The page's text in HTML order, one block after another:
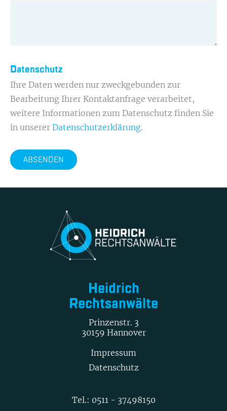
Datenschutz
Ihre Daten werden nur zweckgebunden zur
Bearbeitung Ihrer Kontaktanfrage verarbeitet,
weitere Informationen zum Datenschutz finden Sie
in unserer Datenschutzerklärung.
ABSENDEN
Heidrich
Rechtsanwälte
Prinzenstr. 3
30159 Hannover
Impressum
Datenschutz
Tel.: 0511 - 37498150